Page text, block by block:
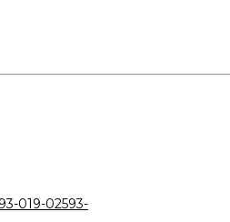
019-02593-